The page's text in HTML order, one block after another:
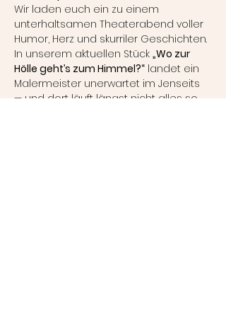
Wir laden euch ein zu einem
unterhaltsamen Theaterabend voller
Humor, Herz und skurriler Geschichten.
In unserem aktuellen Stück „Wo zur
Hölle geht’s zum Himmel?“ landet ein
Malermeister unerwartet im Jenseits
— und dort läuft längst nicht alles so